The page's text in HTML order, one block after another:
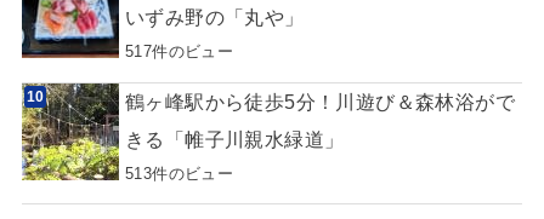
いずみ野の「丸や」
517件のビュー
鶴ヶ峰駅から徒歩5分！川遊び＆森林浴がで
きる「帷子川親水緑道」
513件のビュー